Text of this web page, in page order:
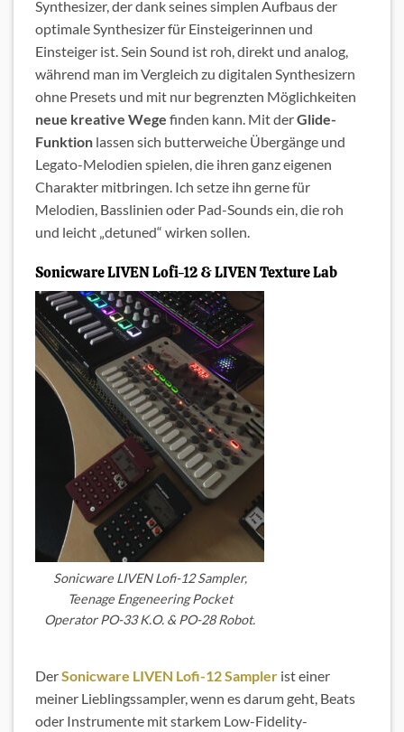
Synthesizer, der dank seines simplen Aufbaus der
optimale Synthesizer für Einsteigerinnen und
Einsteiger ist. Sein Sound ist roh, direkt und analog,
während man im Vergleich zu digitalen Synthesizern
ohne Presets und mit nur begrenzten Möglichkeiten
neue kreative Wege finden kann. Mit derGlide-
Funktion lassen sich butterweiche Übergänge und
Legato-Melodien spielen, die ihren ganz eigenen
Charakter mitbringen. Ich setze ihn gerne für
Melodien, Basslinien oder Pad-Sounds ein, die roh
und leicht „detuned“ wirken sollen.
Sonicware LIVEN Lofi-12 & LIVEN Texture Lab
Sonicware LIVEN Lofi-12 Sampler,
Teenage Engeneering Pocket
Operator PO-33 K.O. & PO-28 Robot.
DerSonicware LIVEN Lofi-12 Sampler ist einer
meiner Lieblingssampler, wenn es darum geht, Beats
oder Instrumente mit starkem Low-Fidelity-